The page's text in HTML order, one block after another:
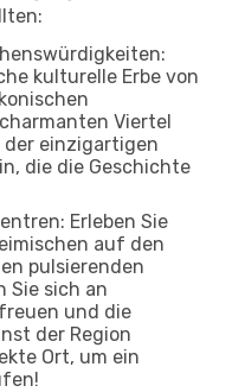
kulturelle Erbe von
Viertel
der einzigartigen
die die Geschichte
Erleben Sie
auf den
pulsierenden
Sie sich an
und die
der Region
Ort, um ein